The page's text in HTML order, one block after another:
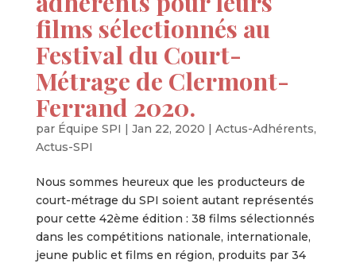
films sélectionnés au
Festival du Court-
Métrage de Clermont-
Ferrand 2020.
par Équipe SPI | Jan 22, 2020 | Actus-Adhérents,
Actus-SPI
Nous sommes heureux que les producteurs de
court-métrage du SPI soient autant représentés
pour cette 42ème édition : 38 films sélectionnés
dans les compétitions nationale, internationale,
jeune public et films en région, produits par 34